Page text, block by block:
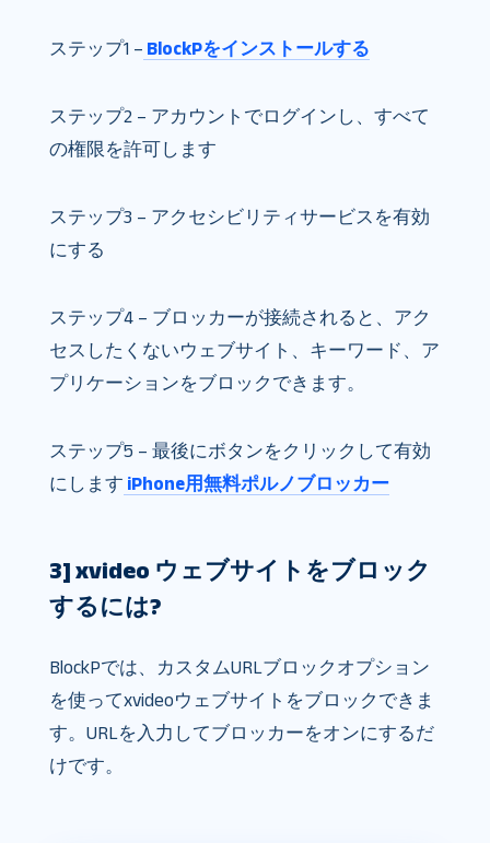
ステップ1 – BlockPをインストールする
ステップ2 – アカウントでログインし、すべて
の権限を許可します
ステップ3 – アクセシビリティサービスを有効
にする
ステップ4 – ブロッカーが接続されると、アク
セスしたくないウェブサイト、キーワード、ア
プリケーションをブロックできます。
ステップ5 – 最後にボタンをクリックして有効
にします iPhone用無料ポルノブロッカー
3] xvideo​ ウェブサイトをブロック
するには?
BlockPでは、カスタムURLブロックオプション
を使ってxvideoウェブサイトをブロックできま
す。URLを入力してブロッカーをオンにするだ
けです。